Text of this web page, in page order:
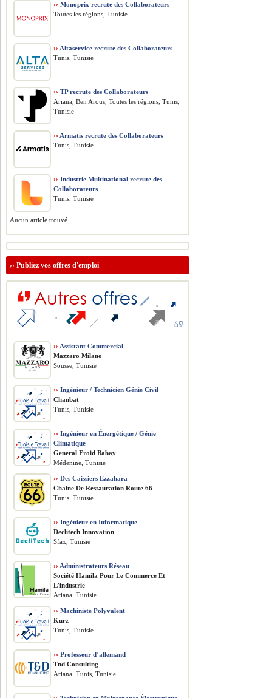
›› Monoprix recrute des Collaborateurs
Toutes les régions, Tunisie
›› Altaservice recrute des Collaborateurs
Tunis, Tunisie
›› TP recrute des Collaborateurs
Ariana, Ben Arous, Toutes les régions, Tunis,
Tunisie
›› Armatis recrute des Collaborateurs
Tunis, Tunisie
›› Industrie Multinational recrute des
Collaborateurs
Tunis, Tunisie
Aucun article trouvé.
››Publiez vos offres d'emploi
›› Assistant Commercial
Mazzaro Milano
Sousse, Tunisie
›› Ingénieur / Technicien Génie Civil
Chanbat
Tunis, Tunisie
›› Ingénieur en Énergétique / Génie
Climatique
General Froid Babay
Médenine, Tunisie
›› Des Caissiers Ezzahara
Chaine De Restauration Route 66
Tunis, Tunisie
›› Ingénieur en Informatique
Declitech Innovation
Sfax, Tunisie
›› Administrateurs Réseau
Société Hamila Pour Le Commerce Et
L’industrie
Ariana, Tunisie
›› Machiniste Polyvalent
Kurz
Tunis, Tunisie
›› Professeur d’allemand
Tnd Consulting
Ariana, Tunis, Tunisie